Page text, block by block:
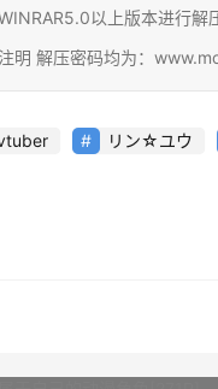
以上版本进行
明 解压密码均为：
リン☆ユウ